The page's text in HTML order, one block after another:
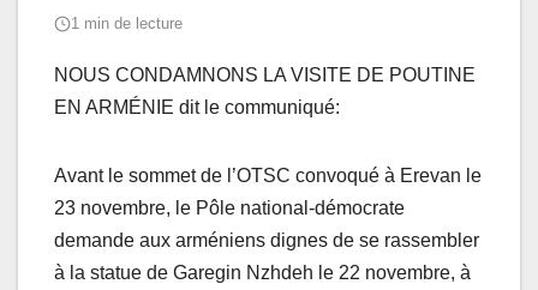
1 min de lecture
NOUS CONDAMNONS LA VISITE DE POUTINE
EN ARMÉNIE dit le communiqué:
Avant le sommet de l’OTSC convoqué à Erevan le
23 novembre, le Pôle national-démocrate
demande aux arméniens dignes de se rassembler
à la statue de Garegin Nzhdeh le 22 novembre, à